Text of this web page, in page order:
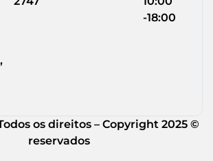
-18:00
os direitos – Copyright 2025 ©
reservados